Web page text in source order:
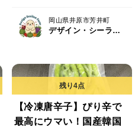
岡山県井原市芳井町
デザイン・シーライオン・ファーム
【冷凍唐辛子】ぴり辛で
最高にウマい！国産韓国